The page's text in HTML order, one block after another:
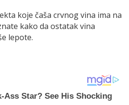
koje čaša crvnog vina ima na
kako da ostatak vina
lepote.